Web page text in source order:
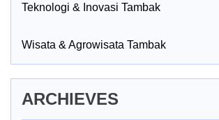
Teknologi & Inovasi Tambak
Wisata & Agrowisata Tambak
ARCHIEVES